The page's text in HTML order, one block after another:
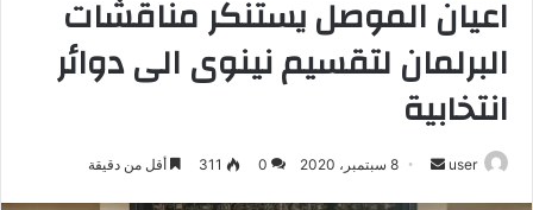
اعيان الموصل يستنكر مناقشات
البرلمان لتقسيم نينوى الى دوائر
انتخابية
user
أرسل 8 سبتمبر، 2020 0
311 أقل من دقيقة